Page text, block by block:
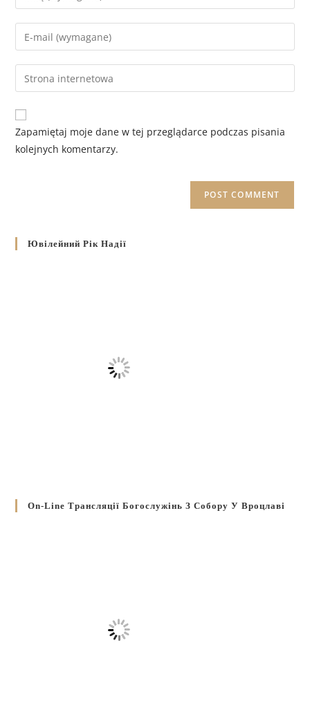
Zapamiętaj moje dane w tej przeglądarce podczas pisania
kolejnych komentarzy.
Ювілейний Рік Надії
On-Line Трансляції Богослужінь З Собору У Вроцлаві